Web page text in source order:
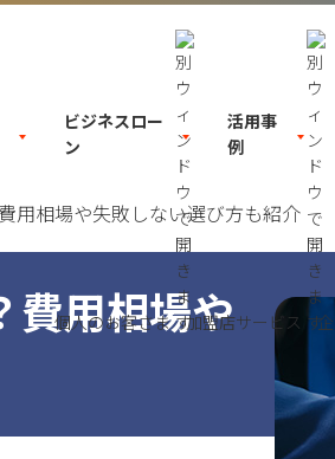
ビジネスロー
ン
活用事
例
個人のお客さま 加盟店サービス
用相場や失敗しない選び方も紹介
費用相場や